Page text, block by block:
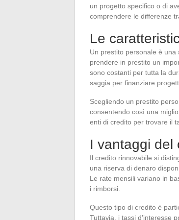
un progetto specifico o di
comprendere le differenze
Le
Un prestito personale è
prendere in prestito un
sono costanti per tutta la
saggia per finanziare
Scegliendo un prestito
consentendo così una
enti di credito per trovare il
I vantaggi del
Il credito rinnovabile si
una riserva di denaro
Le rate mensili variano in
i rimborsi.
Questo tipo di credito è
Tuttavia, i tassi d’interesse